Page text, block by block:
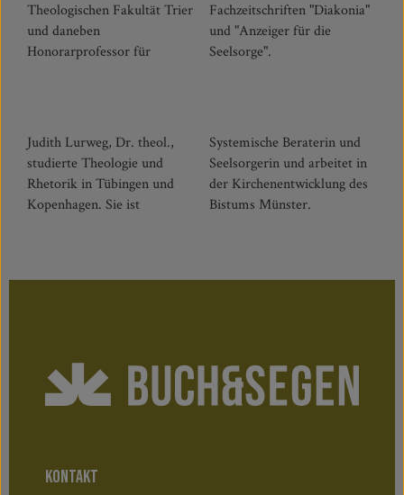
Theologischen Fakultät Trier
und daneben
Honorarprofessor für
Fachzeitschriften "Diakonia"
und "Anzeiger für die
Seelsorge".
Judith Lurweg, Dr. theol.,
studierte Theologie und
Rhetorik in Tübingen und
Kopenhagen. Sie ist
Systemische Beraterin und
Seelsorgerin und arbeitet in
der Kirchenentwicklung des
Bistums Münster.
KONTAKT